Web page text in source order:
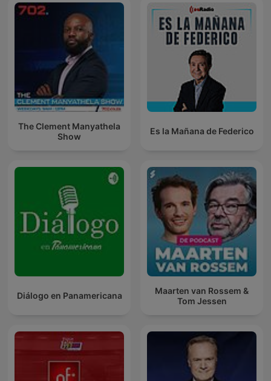
The Clement Manyathela
Show
Es la Mañana de Federico
Diálogo en Panamericana
Maarten van Rossem &
Tom Jessen